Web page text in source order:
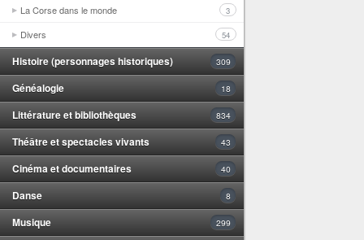
La Corse dans le monde 3
Divers 54
Histoire (personnages historiques) 309
Généalogie 18
Littérature et bibliothèques 834
Théâtre et spectacles vivants 43
Cinéma et documentaires 40
Danse 8
Musique 299